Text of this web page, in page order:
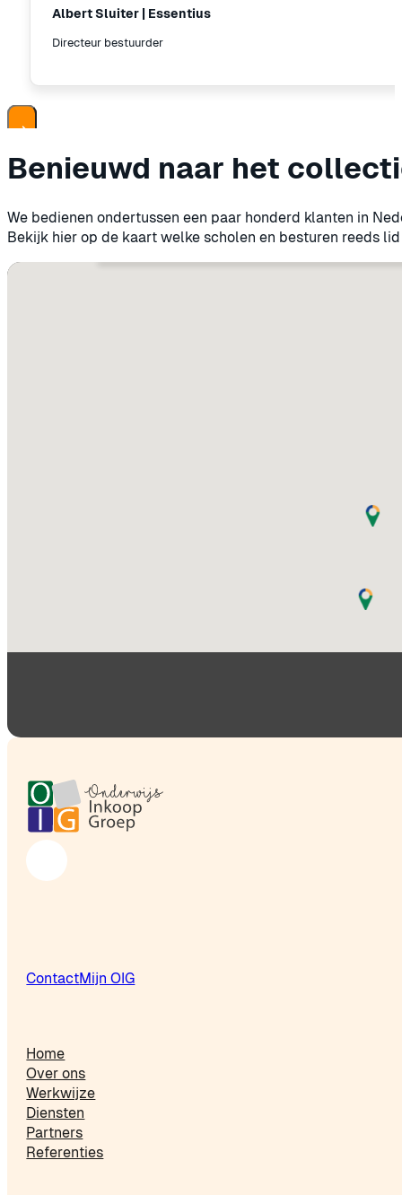
Albert Sluiter | Essentius
Directeur bestuurder
Benieuwd naar het
We bedienen ondertussen een paar honderd klanten in
Bekijk hier op de kaart welke scholen en besturen reeds
ContactMijn OIG
Home
Over ons
Werkwijze
Diensten
Partners
Referenties